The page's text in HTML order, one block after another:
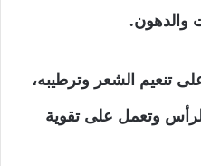
والدهون.
تنعيم الشعر وترطيبه،
وتعمل على تقوية